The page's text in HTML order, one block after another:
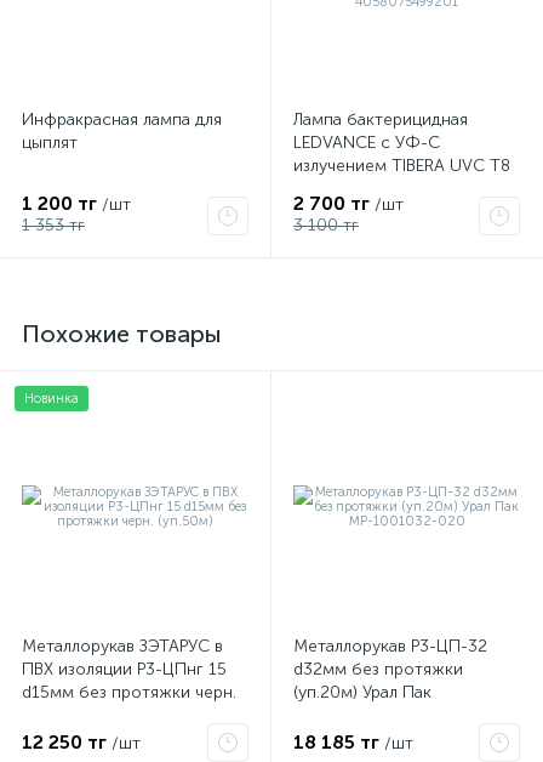
Инфракрасная лампа для
цыплят
1 200 тг /шт
1 353 тг
Лампа бактерицидная
LEDVANCE с УФ-С
излучением TIBERA UVC T8
2 700 тг /шт
3 100 тг
Похожие товары
Новинка
Металлорукав ЗЭТАРУС в
ПВХ изоляции Р3-ЦПнг 15
d15мм без протяжки черн.
12 250 тг /шт
Металлорукав Р3-ЦП-32
d32мм без протяжки
(уп.20м) Урал Пак
18 185 тг /шт